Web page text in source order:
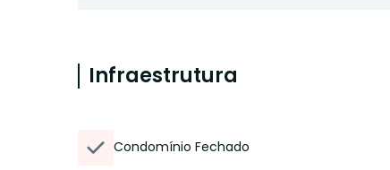
Infraestrutura
Condomínio Fechado